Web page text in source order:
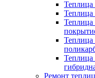
Теплица
Теплица
Ремонт теплиц